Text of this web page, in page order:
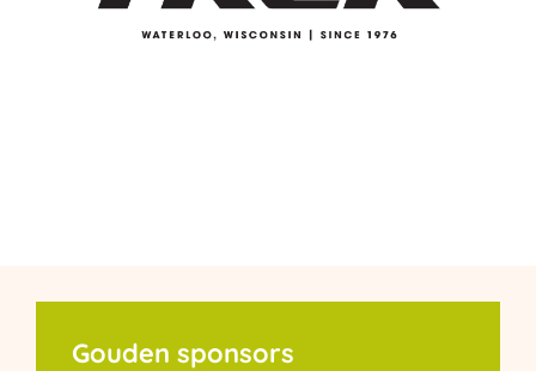
Gouden sponsors